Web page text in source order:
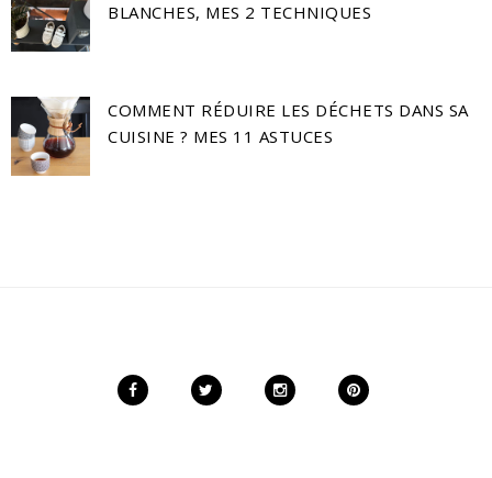
BLANCHES, MES 2 TECHNIQUES
COMMENT RÉDUIRE LES DÉCHETS DANS SA
CUISINE ? MES 11 ASTUCES